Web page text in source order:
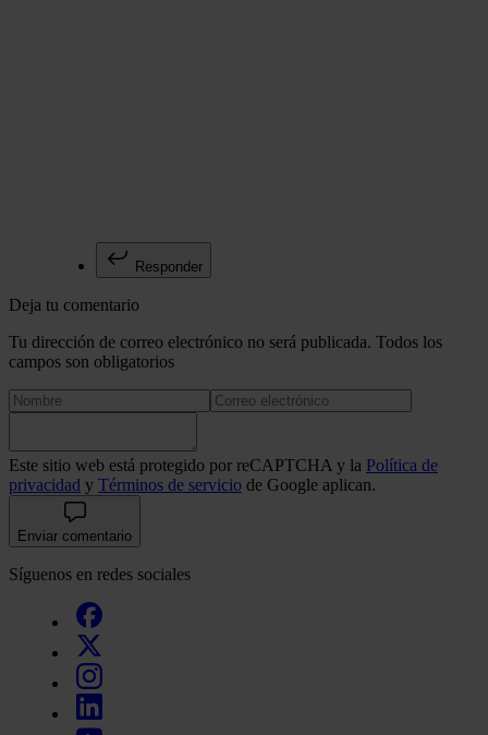
Responder
Deja tu comentario
Tu dirección de correo electrónico no será publicada. Todos los
campos son obligatorios
Este sitio web está protegido por reCAPTCHA y la Política de
privacidad y Términos de servicio de Google aplican.
Enviar comentario
Síguenos en redes sociales